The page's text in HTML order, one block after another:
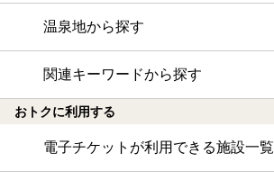
温泉地から探す
関連キーワードから探す
おトクに利用する
電子チケットが利用できる施設一覧